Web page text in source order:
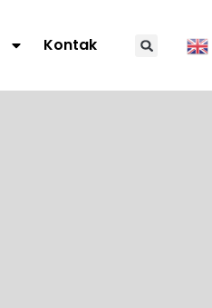
Kontak